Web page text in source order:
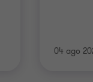
04 ago